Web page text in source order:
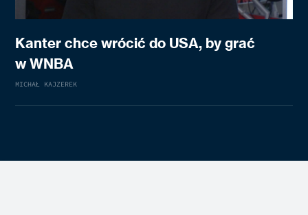
Kanter chce wrócić do USA, by grać
w WNBA
MICHAŁ KAJZEREK